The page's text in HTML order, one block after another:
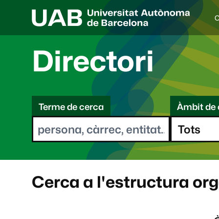
I
d
i
a
e
l
e
o
t
Directori
C
eTerme de cerca Àmbit de
Cerca a l'estructura